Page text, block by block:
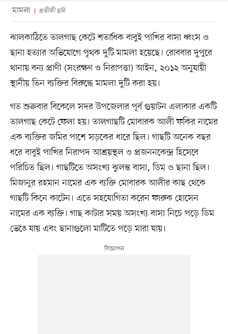
মামলা প্রতীকী ছবি
ঝালকাঠিতে তালগাছ কেটে শতাধিক বাবুই পাখির বাসা ধ্বংস ও
ছানা হত্যার অভিযোগে পৃথক দুটি মামলা হয়েছে। রোববার দুপুরে
থানায় বন্য প্রাণী (সংরক্ষণ ও নিরাপত্তা) আইন, ২০১২ অনুযায়ী
স্থানীয় তিন ব্যক্তির বিরুদ্ধে মামলা দুটি করা হয়।
গত শুক্রবার বিকেলে সদর উপজেলার পূর্ব গুয়াটন এলাকার একটি
তালগাছ কেটে ফেলা হয়। তালগাছটি মোবারক আলী ফকির নামের
এক ব্যক্তির জমির পাশে সড়কের ধারে ছিল। গাছটি অনেক বছর
ধরে বাবুই পাখির নিরাপদ আশ্রয়স্থল ও প্রজননকেন্দ্র হিসেবে
পরিচিত ছিল। গাছটিতে অসংখ্য ঝুলন্ত বাসা, ডিম ও ছানা ছিল।
‎‎মিজানুর রহমান নামের এক ব্যক্তি মোবারক আলীর কাছ থেকে
গাছটি কিনে কাটেন। এতে সহযোগিতা করেন ফারুক হোসেন
নামের এক ব্যক্তি। গাছ কাটার সময় অসংখ্য বাসা নিচে পড়ে ডিম
ভেঙে যায় এবং ছানাগুলো মাটিতে পড়ে মারা যায়।